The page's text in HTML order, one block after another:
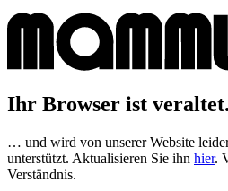
Ihr Browser ist
… und wird von unserer Website
unterstützt. Aktualisieren Sie ihn hier.
Verständnis.